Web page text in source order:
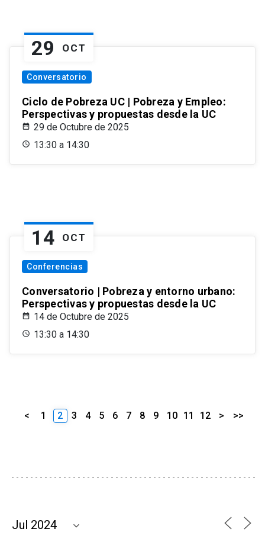
29 OCT
Conversatorio
Ciclo de Pobreza UC | Pobreza y Empleo:
Perspectivas y propuestas desde la UC
29 de Octubre de 2025
13:30 a 14:30
14 OCT
Conferencias
Conversatorio | Pobreza y entorno urbano:
Perspectivas y propuestas desde la UC
14 de Octubre de 2025
13:30 a 14:30
< 1 2 3 4 5 6 7 8 9 10 11 12 > >>